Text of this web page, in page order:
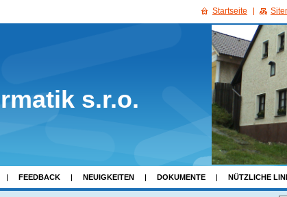
s.r.o.
FEEDBACK NEUIGKEITEN DOKUMENTE NÜTZLICHE
Startseite